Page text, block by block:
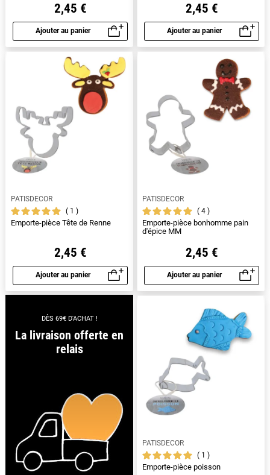
2,45 €
Ajouter au panier
Aperçu rapide
2,45 €
Ajouter au panier
Aperçu rapide
PATISDECOR
1
Emporte-pièce Tête de Renne
2,45 €
Ajouter au panier
Aperçu rapide
PATISDECOR
4
Emporte-pièce bonhomme pain
d'épice MM
2,45 €
Ajouter au panier
Aperçu rapide
DÈS 69€ D'ACHAT !
La livraison offerte en
relais
PATISDECOR
1
Emporte-pièce poisson